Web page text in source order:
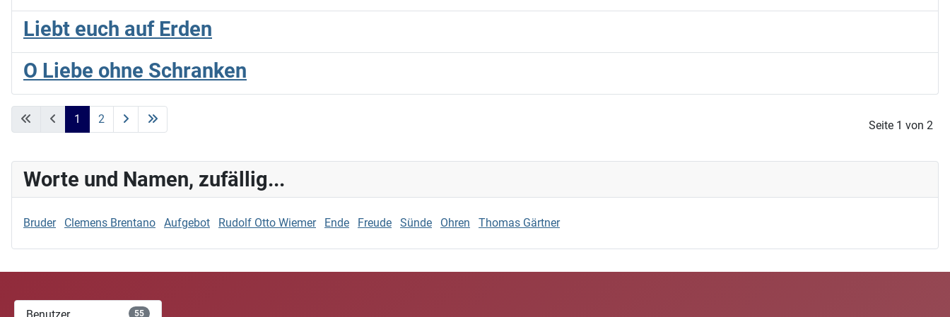
Liebt euch auf Erden
O Liebe ohne Schranken
Seite 1 von 2
1 2
Worte und Namen, zufällig...
Bruder Clemens Brentano Aufgebot Rudolf Otto Wiemer Ende Freude Sünde Ohren Thomas Gärtner
55